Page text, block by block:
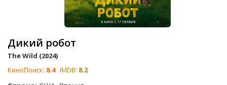
Дикий робот
The Wild (2024)
КиноПоиск: 8.4 IMDB: 8.2